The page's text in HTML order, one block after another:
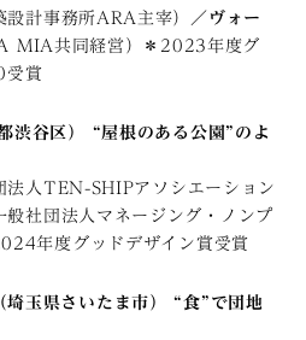
設計事務所ARA主宰）／ ヴォー
MIA共同経営）＊2023年度グ
受賞
渋谷区） “屋根のある公園”のよ
法人TEN-SHIPアソシエーション
般社団法人マネージング・ノンプ
年度グッドデザイン賞受賞
玉県さいたま市） “食”で団地